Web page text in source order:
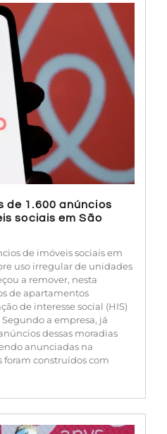
de 1.600 anúncios
sociais em São
de imóveis sociais em
uso irregular de unidades
a remover, nesta
de apartamentos
de interesse social (HIS)
a empresa, já
dessas moradias
anunciadas na
foram construídos com